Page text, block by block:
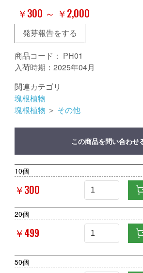
￥300 ～ ￥2,000
発芽報告をする
商品コード： PH01
入荷時期：2025年04月
関連カテゴリ
塊根植物
塊根植物 ＞ その他
この商品を問い合わせ
10個
￥300
20個
￥499
50個